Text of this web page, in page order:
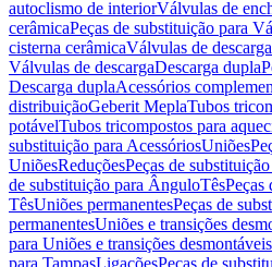
autoclismo de interiorVálvulas de
cerâmicaPeças de substituição para
cisterna cerâmicaVálvulas de descarga
Válvulas de descargaDescarga dupla
Descarga duplaAcessórios
distribuiçãoGeberit MeplaTubos
potávelTubos tricompostos para
substituição para AcessóriosUniões
UniõesReduçõesPeças de
de substituição para ÂnguloTêsPeças
TêsUniões permanentesPeças de
permanentesUniões e transições
para Uniões e transições desmontáveis
para TampasLigaçõesPeças de